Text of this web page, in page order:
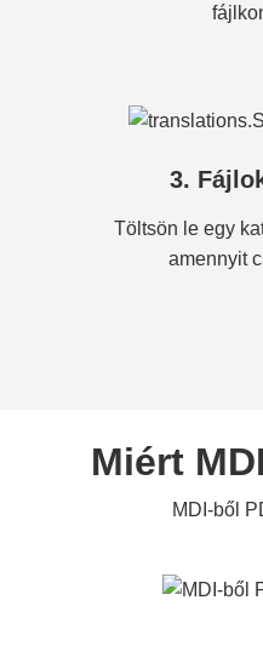
3.
Töltsön le egy
amennyit
Miért
MDI-ből